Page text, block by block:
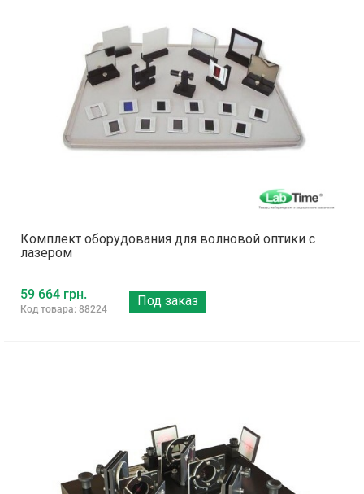
Комплект оборудования для волновой оптики с
лазером
59 664 грн.
Код товара: 88224
Под заказ